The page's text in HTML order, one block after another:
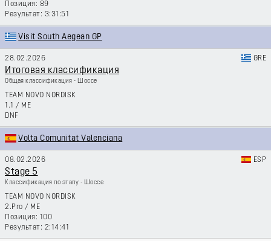
89
3:31:51
Visit South Aegean GP
28.02.2026 GRE
Итоговая классификация
Общая классификация - Шоссе
TEAM NOVO NORDISK
1.1 / ME
DNF
Volta Comunitat Valenciana
08.02.2026 ESP
Stage 5
Классификация по этапу - Шоссе
TEAM NOVO NORDISK
2.Pro / ME
100
2:14:41